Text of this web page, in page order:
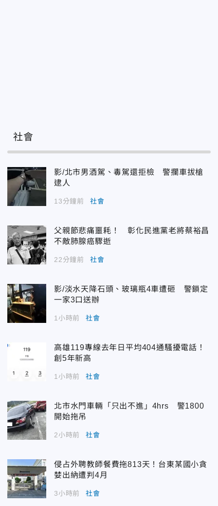
社會
影/北市男酒駕、毒駕還拒檢 警攔車拔槍
逮人
13分鐘前 社會
父親節悲痛噩耗！ 彰化民進黨老將蔡裕昌
不敵肺腺癌驟逝
22分鐘前 社會
影/淡水天降石頭、玻璃瓶4車遭砸 警鎖定
一家3口送辦
1小時前 社會
高雄119專線去年日平均404通騷擾電話！
創5年新高
1小時前 社會
北市水門車輛「只出不進」4hrs 警1800
開始拖吊
2小時前 社會
侵占外聘教師餐費拖813天！台東某國小貪
婪出納遭判4月
3小時前 社會